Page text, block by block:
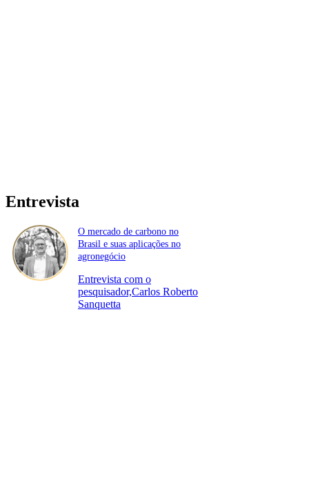
Entrevista
O mercado de carbono no
Brasil e suas aplicações no
agronegócio
Entrevista com o
pesquisador,Carlos Roberto
Sanquetta